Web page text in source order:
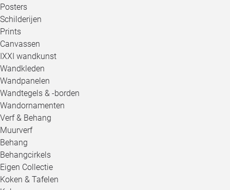
Posters
Schilderijen
Prints
Canvassen
IXXI wandkunst
Wandkleden
Wandpanelen
Wandtegels & -borden
Wandornamenten
Verf & Behang
Muurverf
Behang
Behangcirkels
Eigen Collectie
Koken & Tafelen